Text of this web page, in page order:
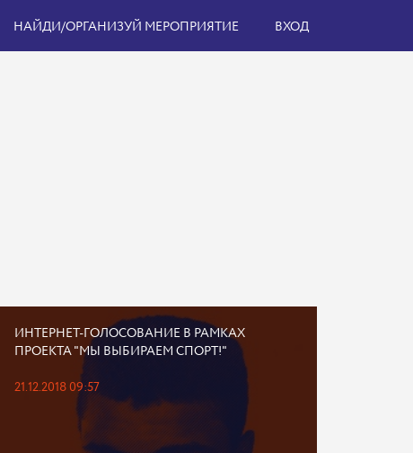
НАЙДИ/ОРГАНИЗУЙ МЕРОПРИЯТИЕ ВХОД
ИНТЕРНЕТ-ГОЛОСОВАНИЕ В РАМКАХ
ПРОЕКТА "МЫ ВЫБИРАЕМ СПОРТ!"
21.12.2018 09:57